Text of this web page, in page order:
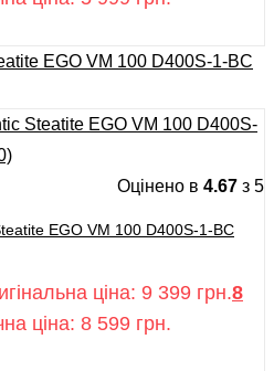
Оцінено в 4.67 з 5
EGO VM 100 D400S-1-BC
ціна: 9 399 грн.8
ціна: 8 599 грн.